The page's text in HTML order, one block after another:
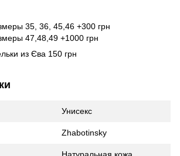
35, 36, 45,46 +300 грн
47,48,49 +1000 грн
из Єва 150 грн
Унисекс
Zhabotinsky
Натуральная кожа